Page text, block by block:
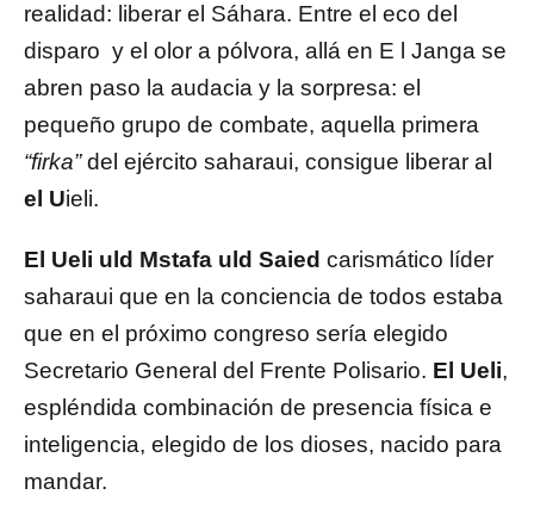
realidad: liberar el Sáhara. Entre el eco del
disparo y el olor a pólvora, allá en E l Janga se
abren paso la audacia y la sorpresa: el
pequeño grupo de combate, aquella primera
“firka”del ejército saharaui, consigue liberar al
el Uieli.
El Ueli uld Mstafa uld Saied carismático líder
saharaui que en la conciencia de todos estaba
que en el próximo congreso sería elegido
Secretario General del Frente Polisario. El Ueli,
espléndida combinación de presencia física e
inteligencia, elegido de los dioses, nacido para
mandar.